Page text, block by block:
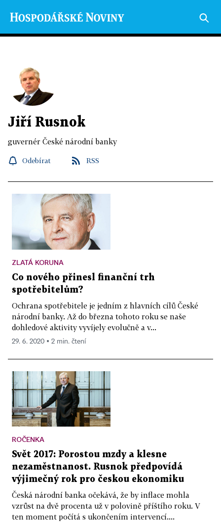
Jiří Rusnok
guvernér České národní banky
Odebírat RSS
ZLATÁ KORUNA
Co nového přinesl finanční trh
spotřebitelům?
Ochrana spotřebitele je jedním z hlavních cílů České
národní banky. Až do března tohoto roku se naše
dohledové aktivity vyvíjely evolučně a v...
29. 6. 2020 ▪ 2 min. čtení
ROČENKA
Svět 2017: Porostou mzdy a klesne
nezaměstnanost. Rusnok předpovídá
výjimečný rok pro českou ekonomiku
Česká národní banka očekává, že by inflace mohla
vzrůst na dvě procenta už v polovině příštího roku. V
ten moment počítá s ukončením intervencí....